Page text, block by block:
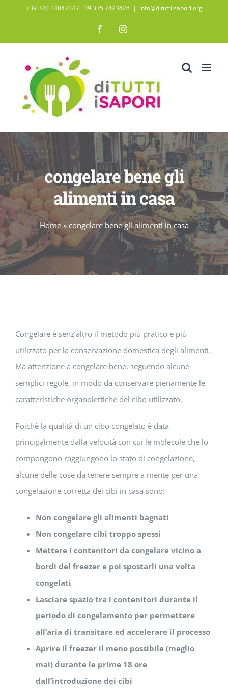
contenuto
+39 340 1404704 / ‭+39 335 7423428‬ | info@dituttiisapori.org
FacebookInstagram
congelare bene gli
alimenti in casa
Home» congelare bene gli alimenti in casa
Congelare è senz’altro il metodo più pratico e più
utilizzato per la conservazione domestica degli alimenti.
Ma attenzione a congelare bene, seguendo alcune
semplici regole, in modo da conservare pienamente le
caratteristiche organolettiche del cibo utilizzato.
Poichè la qualità di un cibo congelato è data
principalmente dalla velocità con cui le molecole che lo
compongono raggiungono lo stato di congelazione,
alcune delle cose da tenere sempre a mente per una
congelazione corretta dei cibi in casa sono:
Non congelare gli alimenti bagnati
Non congelare cibi troppo spessi
Mettere i contenitori da congelare vicino a
bordi del freezer e poi spostarli una volta
congelati
Lasciare spazio tra i contenitori durante il
periodo di congelamento per permettere
all’aria di transitare ed accelerare il processo
Aprire il freezer il meno possibile (meglio
mai) durante le prime 18 ore
dall’introduzione dei cibi